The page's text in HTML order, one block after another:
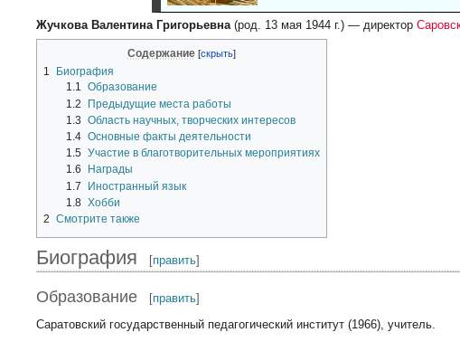
Жучкова Валентина Григорьевна(род. 13 мая 1944 г.) — директор
Содержание
1
Биография
1.1 Образование
1.2
Предыдущие места работы
1.3 Область научных, творческих интересов
1.4 Основные факты деятельности
1.5 Участие в благотворительных мероприятиях
1.6
Награды
1.7
Иностранный язык
1.8 Хобби
2 Смотрите также
Биография [править]
Образование [править]
Саратовский государственный педагогический институт (1966), учитель.